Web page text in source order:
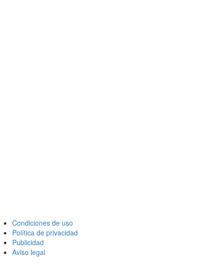
Condiciones de uso
Política de privacidad
Publicidad
Aviso legal